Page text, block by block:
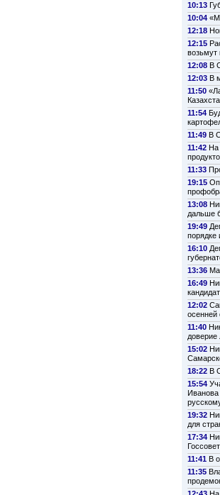
10:13
10:04
12:18
12:15
возьмут
12:08 В
12:03 В
11:50
11:54
11:49 В
11:42 На
11:33
19:15
13:08
дальше
19:49
порядке
16:10
13:36
16:49
12:02
осенней
11:40
доверие
15:02
18:22 В
15:54
Иванова
19:32
для
17:34
11:41 В
11:35